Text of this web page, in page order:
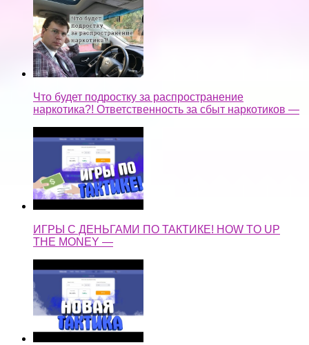
Что будет подростку за распространение
наркотика?! Ответственность за сбыт наркотиков —
ИГРЫ С ДЕНЬГАМИ ПО ТАКТИКЕ! HOW TO UP
THE MONEY —